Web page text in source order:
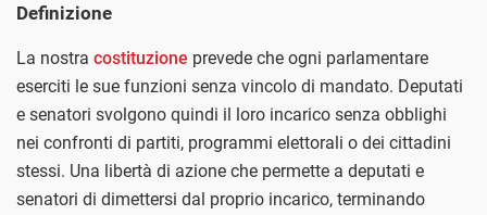
Definizione
La nostra costituzione prevede che ogni parlamentare
eserciti le sue funzioni senza vincolo di mandato. Deputati
e senatori svolgono quindi il loro incarico senza obblighi
nei confronti di partiti, programmi elettorali o dei cittadini
stessi. Una libertà di azione che permette a deputati e
senatori di dimettersi dal proprio incarico, terminando